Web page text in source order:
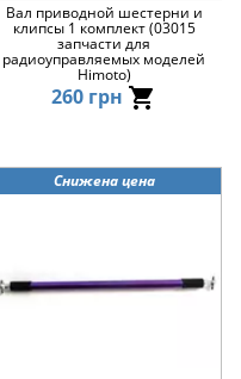
Вал приводной шестерни и
клипсы 1 комплект (03015
запчасти для
радиоуправляемых моделей
Himoto)
260 грн
Снижена цена